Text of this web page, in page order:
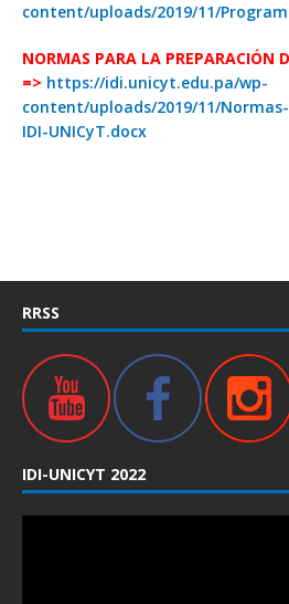
content/uploads/2019/11/
NORMAS PARA LA PREPARACIÓN
=> https://idi.unicyt.edu.pa/wp-
content/uploads/2019/11/
IDI-UNICyT.docx
RRSS
IDI-UNICYT 2022